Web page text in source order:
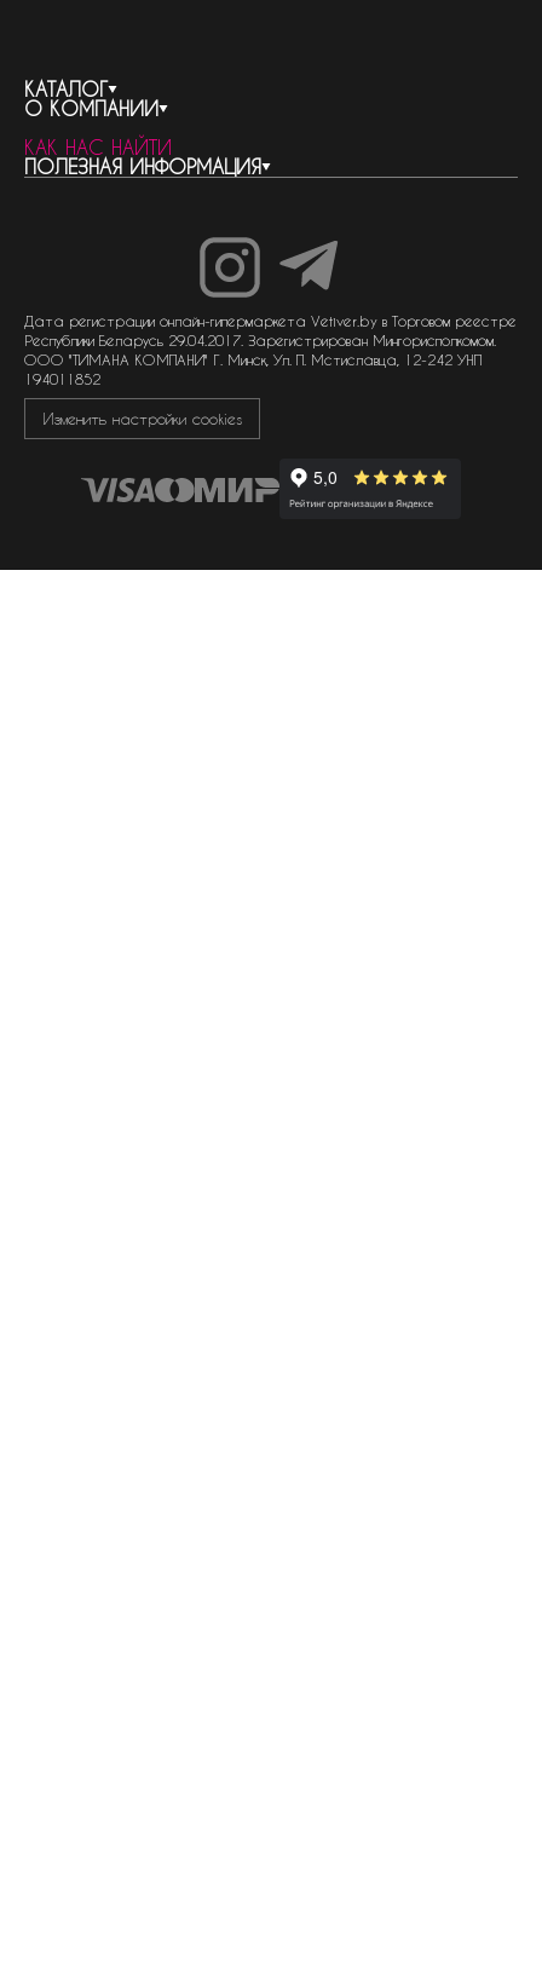
КАТАЛОГ
весь каталог
бренды
женская парфюмерия
мужская парфюмерия
унисекс парфюмерия
О КОМПАНИИ
контакты
о компании
доставка и оплата
КАК НАС НАЙТИ
ПОЛЕЗНАЯ ИНФОРМАЦИЯ
как совершить покупку
политика обработки персональных данных
политика обработки файлов cookie
Дата регистрации онлайн-гипермаркета Vetiver.by в Торговом реестре
Республики Беларусь 29.04.2017. Зарегистрирован Мингорисполкомом.
ООО "ТИМАНА КОМПАНИ" Г. Минск, Ул. П. Мстиславца, 12-242 УНП
194011852
Изменить настройки cookies